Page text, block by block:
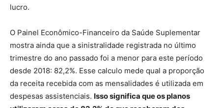
lucro.
O Painel Econômico-Financeiro da Saúde Suplementar
mostra ainda que a sinistralidade registrada no último
trimestre do ano passado foi a menor para este período
desde 2018: 82,2%. Esse calculo mede qual a proporção
da receita recebida com as mensalidades é utilizada em
despesas assistenciais. Isso significa que os planos